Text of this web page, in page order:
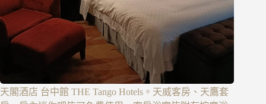
天閣酒店 台中館 THE Tango Hotels。天威客房、天鷹套